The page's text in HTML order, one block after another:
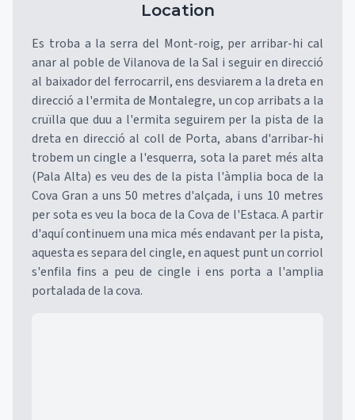
Location
Es troba a la serra del Mont-roig, per arribar-hi cal
anar al poble de Vilanova de la Sal i seguir en direcció
al baixador del ferrocarril, ens desviarem a la dreta en
direcció a l'ermita de Montalegre, un cop arribats a la
cruïlla que duu a l'ermita seguirem per la pista de la
dreta en direcció al coll de Porta, abans d'arribar-hi
trobem un cingle a l'esquerra, sota la paret més alta
(Pala Alta) es veu des de la pista l'àmplia boca de la
Cova Gran a uns 50 metres d'alçada, i uns 10 metres
per sota es veu la boca de la Cova de l'Estaca. A partir
d'aquí continuem una mica més endavant per la pista,
aquesta es separa del cingle, en aquest punt un corriol
s'enfila fins a peu de cingle i ens porta a l'amplia
portalada de la cova.